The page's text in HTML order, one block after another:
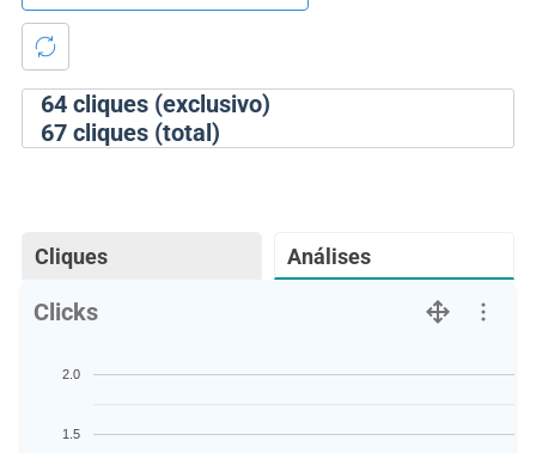
64cliques (exclusivo)
67cliques (total)
Cliques Análises
Clicks
1.5
2.0